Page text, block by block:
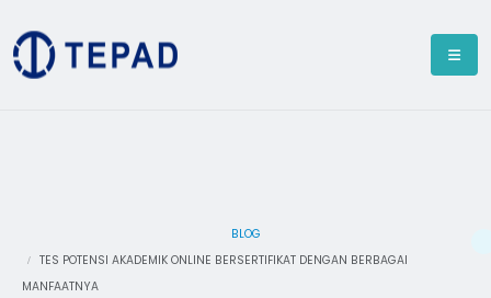
BLOG
TES POTENSI AKADEMIK ONLINE BERSERTIFIKAT DENGAN BERBAGAI
MANFAATNYA